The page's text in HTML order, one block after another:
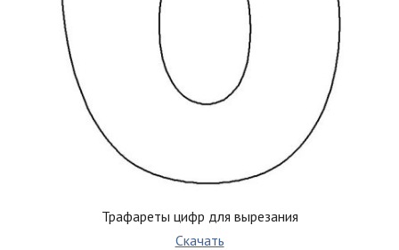
Трафареты цифр для вырезания
Скачать